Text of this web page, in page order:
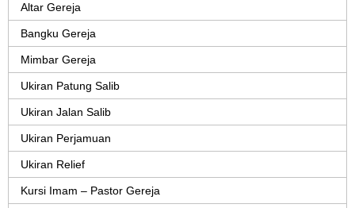
Altar Gereja
Bangku Gereja
Mimbar Gereja
Ukiran Patung Salib
Ukiran Jalan Salib
Ukiran Perjamuan
Ukiran Relief
Kursi Imam – Pastor Gereja